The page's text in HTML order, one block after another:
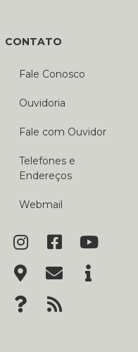
CONTATO
Fale Conosco
Ouvidoria
Fale com Ouvidor
Telefones e
Endereços
Webmail